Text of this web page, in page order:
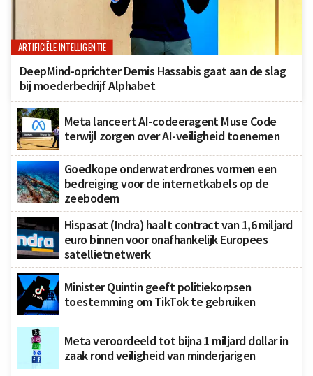
ARTIFICIËLE INTELLIGENTIE
DeepMind-oprichter Demis Hassabis gaat aan de slag
bij moederbedrijf Alphabet
Meta lanceert AI-codeeragent Muse Code
terwijl zorgen over AI-veiligheid toenemen
Goedkope onderwaterdrones vormen een
bedreiging voor de internetkabels op de
zeebodem
Hispasat (Indra) haalt contract van 1,6 miljard
euro binnen voor onafhankelijk Europees
satellietnetwerk
Minister Quintin geeft politiekorpsen
toestemming om TikTok te gebruiken
Meta veroordeeld tot bijna 1 miljard dollar in
zaak rond veiligheid van minderjarigen